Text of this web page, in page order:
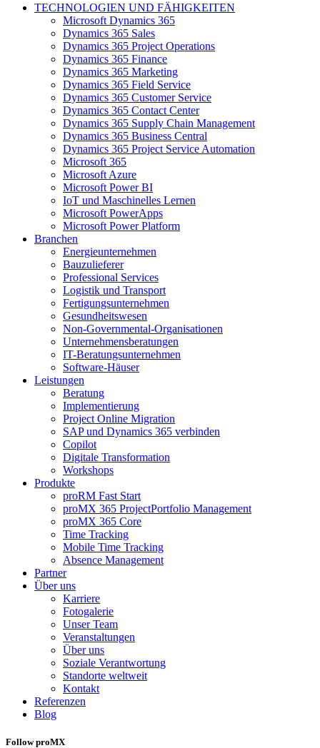
TECHNOLOGIEN UND FÄHIGKEITEN
Microsoft Dynamics 365
Dynamics 365 Sales
Dynamics 365 Project Operations
Dynamics 365 Finance
Dynamics 365 Marketing
Dynamics 365 Field Service
Dynamics 365 Customer Service
Dynamics 365 Contact Center
Dynamics 365 Supply Chain Management
Dynamics 365 Business Central
Dynamics 365 Project Service Automation
Microsoft 365
Microsoft Azure
Microsoft Power BI
IoT und Maschinelles Lernen
Microsoft PowerApps
Microsoft Power Platform
Branchen
Energieunternehmen
Bauzulieferer
Professional Services
Logistik und Transport
Fertigungsunternehmen
Gesundheitswesen
Non-Governmental-Organisationen
Unternehmensberatungen
IT-Beratungsunternehmen
Software-Häuser
Leistungen
Beratung
Implementierung
Project Online Migration
SAP und Dynamics 365 verbinden
Copilot
Digitale Transformation
Workshops
Produkte
proRM Fast Start
proMX 365 ProjectPortfolio Management
proMX 365 Core
Time Tracking
Mobile Time Tracking
Absence Management
Partner
Über uns
Karriere
Fotogalerie
Unser Team
Veranstaltungen
Über uns
Soziale Verantwortung
Standorte weltweit
Kontakt
Referenzen
Blog
Follow proMX